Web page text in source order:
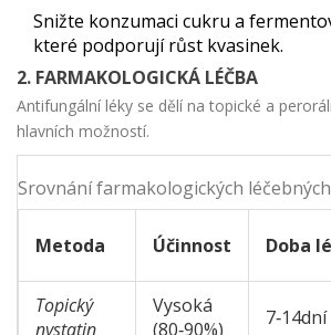
Snižte konzumaci cukru a
které podporují růst kvasinek.
2. FARMAKOLOGICKÁ LÉČBA
Antifungální léky se dělí na topické a
hlavních možností.
Srovnání farmakologických
Metoda Účinnost Doba
Topický
nystatin
Vysoká
(80‑90%)
7‑14dní